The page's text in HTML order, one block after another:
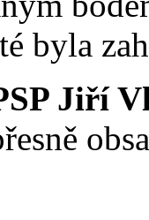
byla
Jiří